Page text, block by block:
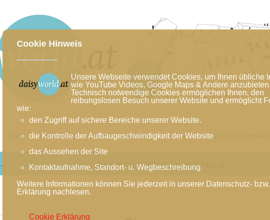
Cookie Hinweis
Unsere Webseite verwendet Cookies, um Ihnen übliche
wie YouTube Videos, Google Maps & Andere anzubieten.
Technisch notwendige Cookies ermöglichen Ihnen, den
reibungslosen Besuch unserer Website und ermöglicht
wie:
den Zugriff auf sichere Bereiche unserer Website.
die Kontrolle der Aufbaugeschwindigkeit der Website
das Aussehen der Site
Kontaktaufnahme, Standort- u. Wegbeschreibung
Weitere Informationen können Sie jederzeit in unserer Datenschutz-
Erklärung nachlesen.
Cookie Erklärung
NEWS KALENDER GRUPPENANGEBOTE SHOP PARTNER &
DAS PROJEKT DAISYWORLD